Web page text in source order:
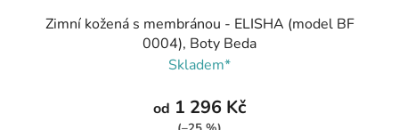
Zimní kožená s membránou - ELISHA (model BF
0004), Boty Beda
Skladem*
od 1 296 Kč